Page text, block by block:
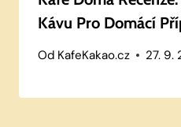
Kávu Pro Domácí
Od KafeKakao.cz 27. 9.